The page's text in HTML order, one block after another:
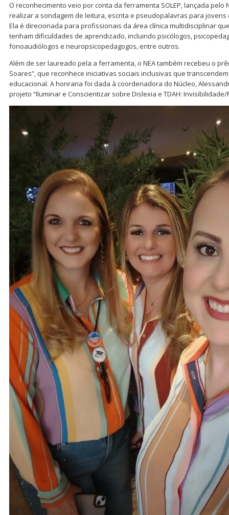
O reconhecimento veio por conta da ferramenta SOLEP, lançada pelo
realizar a sondagem de leitura, escrita e pseudopalavras para
Ela é direcionada para profissionais da área clínica multidisciplinar
tenham dificuldades de aprendizado, incluindo psicólogos,
fonoaudiólogos e neuropsicopedagogos, entre outros.
Além de ser laureado pela a ferramenta, o NEA também recebeu o
Soares”, que reconhece iniciativas sociais inclusivas que
educacional. A honraria foi dada à coordenadora do Núcleo,
projeto “Iluminar e Conscientizar sobre Dislexia e TDAH: